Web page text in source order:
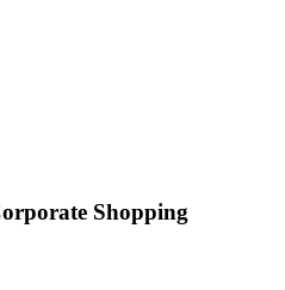
Shopping